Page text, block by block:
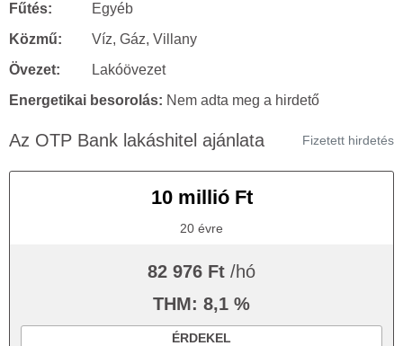
Fűtés:
Egyéb
Közmű:
Víz, Gáz, Villany
Övezet:
Lakóövezet
Energetikai besorolás: Nem adta meg a hirdető
Az OTP Bank lakáshitel ajánlata Fizetett hirdetés
10 millió Ft
20 évre
82 976 Ft /hó
THM: 8,1 %
ÉRDEKEL